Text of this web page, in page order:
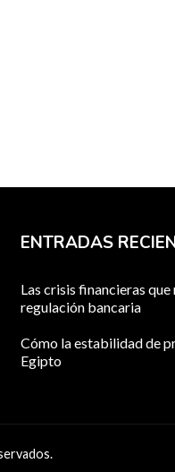
ENTRADAS
Las crisis financieras
regulación bancaria
Cómo la estabilidad de
Egipto